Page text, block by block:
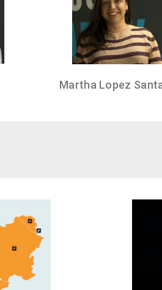
Martha Lopez